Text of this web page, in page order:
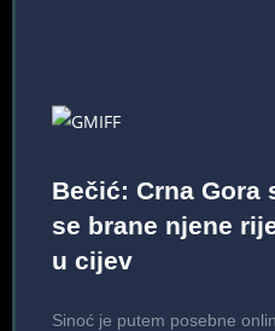
Bečić: Crna Gora
se brane njene
u cijev
Sinoć je putem posebne